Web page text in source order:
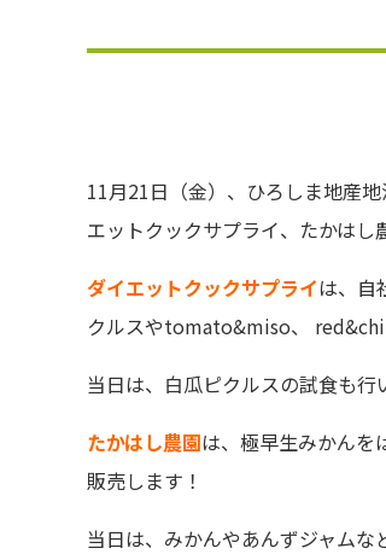
11月21日（金）、ひろしま地産
エットクックサプライ、たかはし
ダイエットクックサプライは、自
クルスやtomato&miso、
当日は、白瓜ピクルスの試食も行
たかはし農園は、極早生みかんを
販売します！
当日は、みかんやあんずジャムな